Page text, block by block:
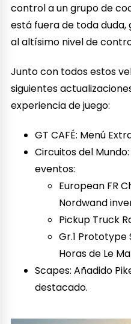
control a un grupo de
está fuera de toda duda,
al altísimo nivel de
Junto con todos estos
siguientes
experiencia de juego:
GT CAFÉ: Menú
Circuitos del
eventos:
European FR
Nordwand
Pickup Truck
Gr.1 Prototype
Horas de Le
Scapes: Añadido
destacado.